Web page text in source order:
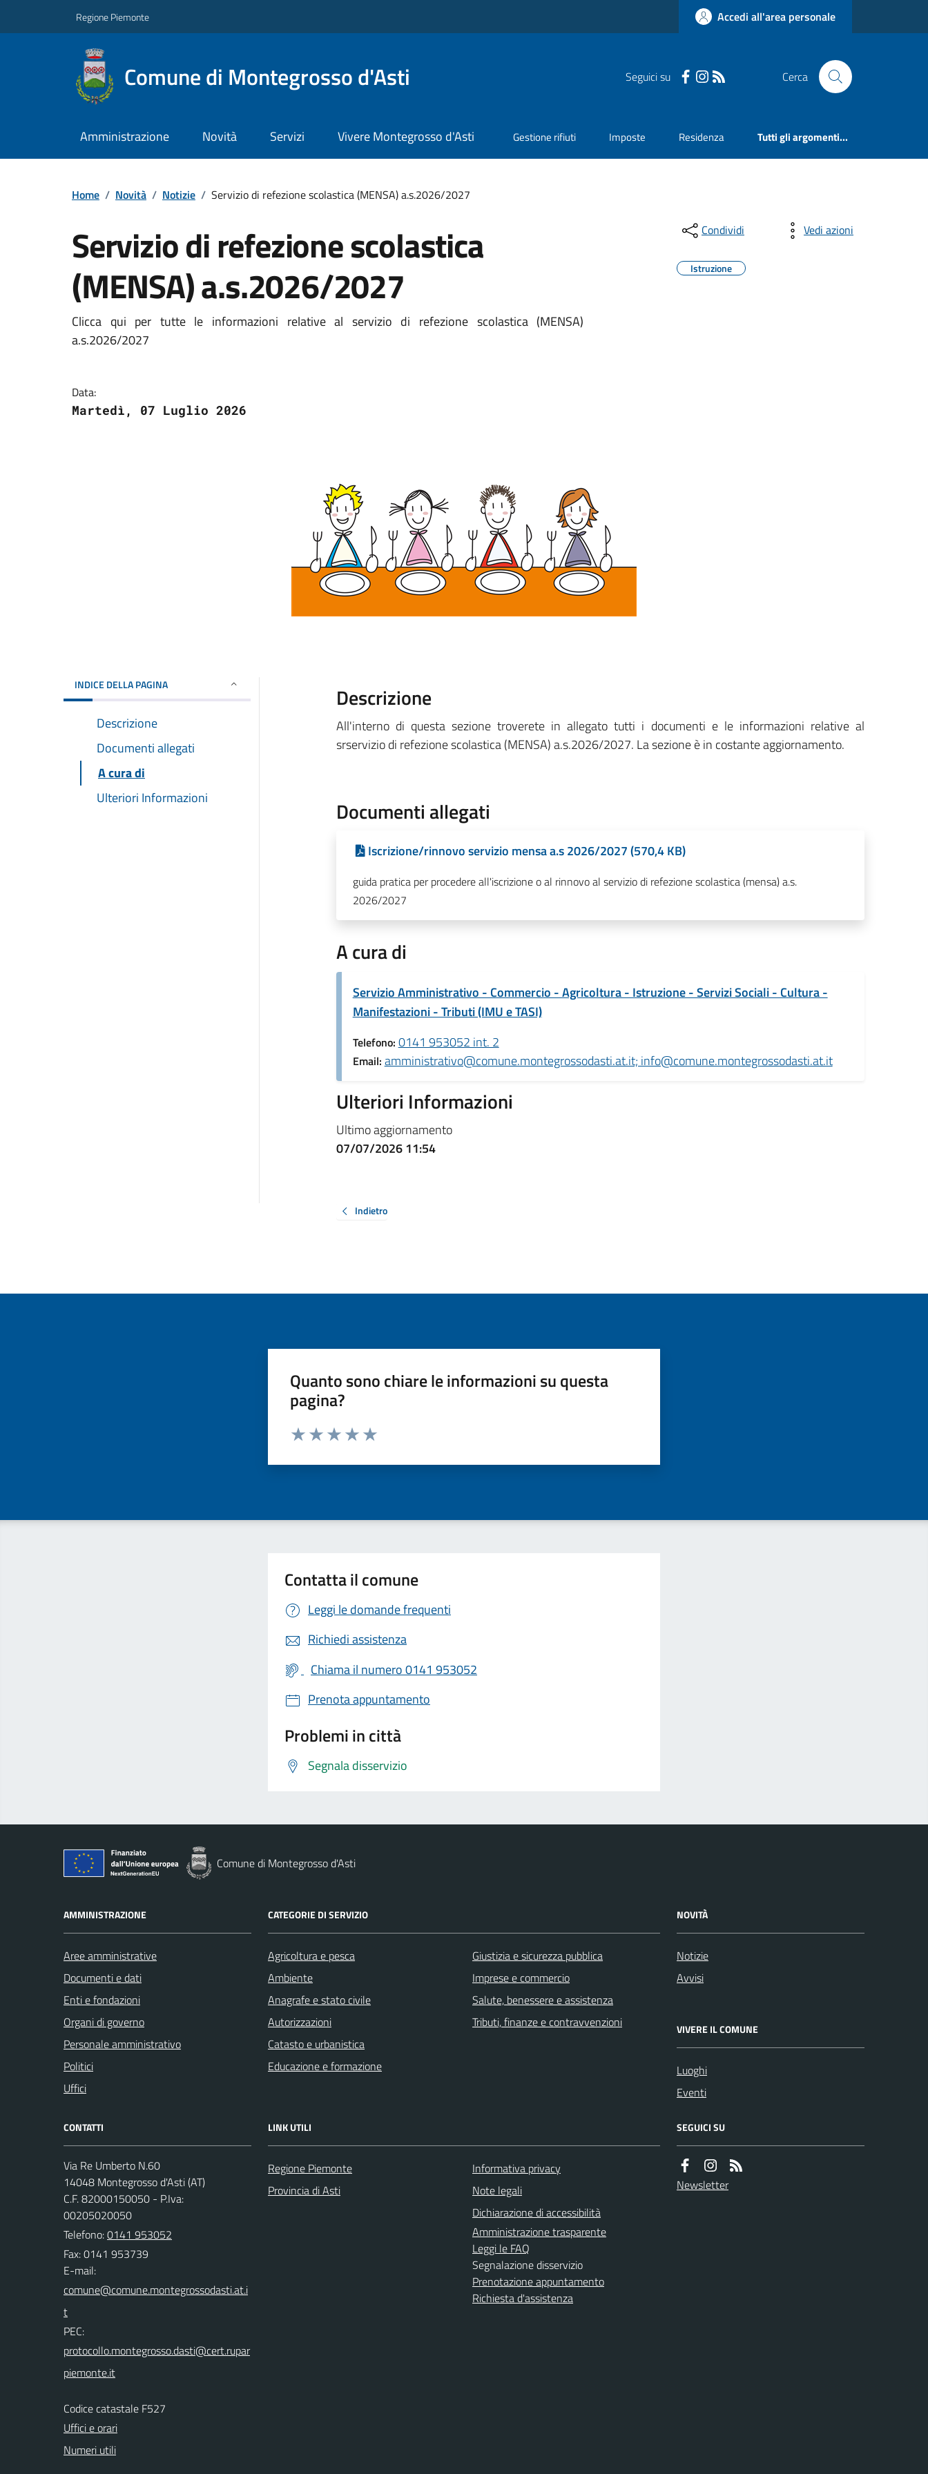
Regione Piemonte Accedi all'area personale
Comune di Montegrosso d'Asti Seguici su Cerca
Amministrazione Novità Servizi Vivere Montegrosso d'Asti Gestione rifiuti Imposte Residenza Tutti gli argomenti...
Home / Novità / Notizie / Servizio di refezione scolastica (MENSA) a.s.2026/2027
Servizio di refezione scolastica
(MENSA) a.s.2026/2027
Clicca qui per tutte le informazioni relative al servizio di refezione scolastica (MENSA)
a.s.2026/2027
Data:
Martedì, 07 Luglio 2026
Condividi Vedi azioni
Istruzione
INDICE DELLA PAGINA
Descrizione
Documenti allegati
A cura di
Ulteriori Informazioni
Descrizione
All'interno di questa sezione troverete in allegato tutti i documenti e le informazioni relative al
srservizio di refezione scolastica (MENSA) a.s.2026/2027. La sezione è in costante aggiornamento.
Documenti allegati
Iscrizione/rinnovo servizio mensa a.s 2026/2027 (570,4 KB)
guida pratica per procedere all'iscrizione o al rinnovo al servizio di refezione scolastica (mensa) a.s.
2026/2027
A cura di
Servizio Amministrativo - Commercio - Agricoltura - Istruzione - Servizi Sociali - Cultura -
Manifestazioni - Tributi (IMU e TASI)
Telefono: 0141 953052 int. 2
Email: amministrativo@comune.montegrossodasti.at.it; info@comune.montegrossodasti.at.it
Ulteriori Informazioni
Ultimo aggiornamento
07/07/2026 11:54
Indietro
Quanto sono chiare le informazioni su questa
pagina?
Valuta da 1 a 5 stelle la pagina
Contatta il comune
Leggi le domande frequenti
Richiedi assistenza
Chiama il numero 0141 953052
Prenota appuntamento
Problemi in città
Segnala disservizio
Comune di Montegrosso d'Asti
AMMINISTRAZIONE
Aree amministrative
Documenti e dati
Enti e fondazioni
Organi di governo
Personale amministrativo
Politici
Uffici
CATEGORIE DI SERVIZIO
Agricoltura e pesca
Ambiente
Anagrafe e stato civile
Autorizzazioni
Catasto e urbanistica
Educazione e formazione
Giustizia e sicurezza pubblica
Imprese e commercio
Salute, benessere e assistenza
Tributi, finanze e contravvenzioni
NOVITÀ
Notizie
Avvisi
VIVERE IL COMUNE
Luoghi
Eventi
CONTATTI
Via Re Umberto N.60
14048 Montegrosso d'Asti (AT)
C.F. 82000150050 - P.Iva:
00205020050
Telefono:0141 953052
Fax: 0141 953739
E-mail:
PEC:
Codice catastale F527
Uffici e orari
Numeri utili
LINK UTILI
Regione Piemonte
Provincia di Asti
Informativa privacy
Note legali
Dichiarazione di accessibilità
Amministrazione trasparente
Leggi le FAQ
Segnalazione disservizio
Prenotazione appuntamento
Richiesta d'assistenza
SEGUICI SU
Newsletter